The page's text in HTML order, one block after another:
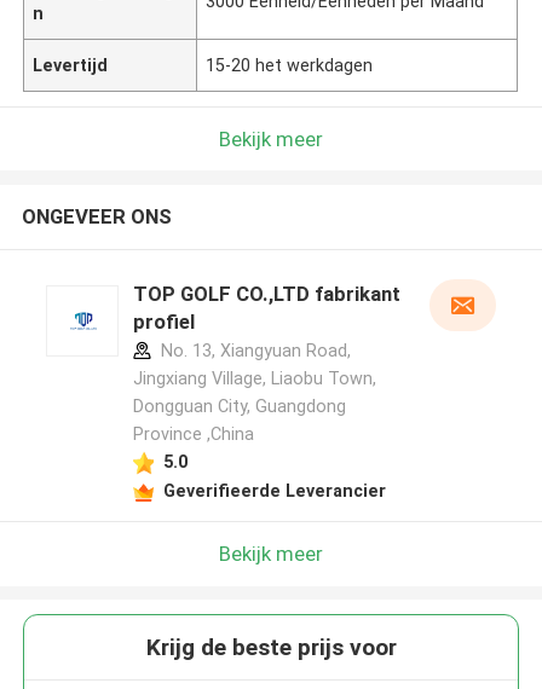
n
Levertijd 15-20 het werkdagen
Bekijk meer
ONGEVEER ONS
TOP GOLF CO.,LTD fabrikant
profiel
No. 13, Xiangyuan Road,
Jingxiang Village, Liaobu Town,
Dongguan City, Guangdong
Province ,China
5.0
Geverifieerde Leverancier
Bekijk meer
Krijg de beste prijs voor